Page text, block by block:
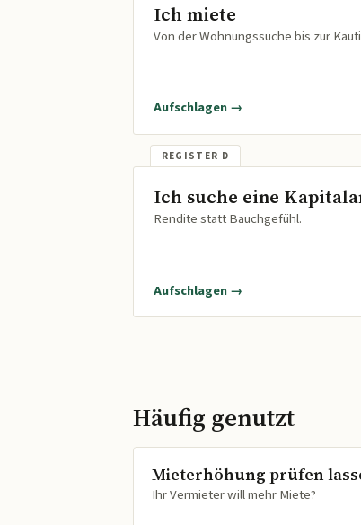
Ich miete
Von der Wohnungssuche bis zur
Aufschlagen →
Ich suche eine
Rendite statt Bauchgefühl.
Aufschlagen →
Häufig genutzt
Mieterhöhung prüfen
Ihr Vermieter will mehr Miete?